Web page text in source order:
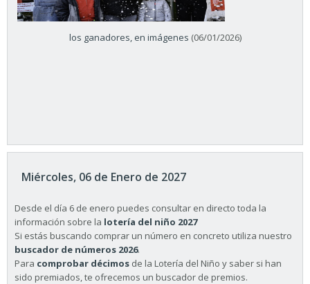
los ganadores, en imágenes (06/01/2026)
Miércoles, 06 de Enero de 2027
Desde el día 6 de enero puedes consultar en directo toda la
información sobre la lotería del niño 2027
Si estás buscando comprar un número en concreto utiliza nuestro
buscador de números 2026.
Para comprobar décimos de la Lotería del Niño y saber si han
sido premiados, te ofrecemos un buscador de premios.